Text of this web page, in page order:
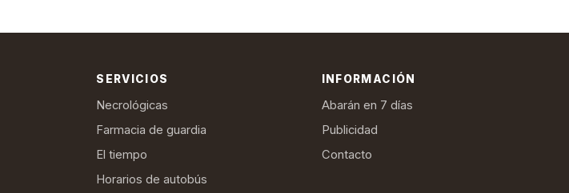
SERVICIOS
Necrológicas
Farmacia de guardia
El tiempo
Horarios de autobús
INFORMACIÓN
Abarán en 7 días
Publicidad
Contacto